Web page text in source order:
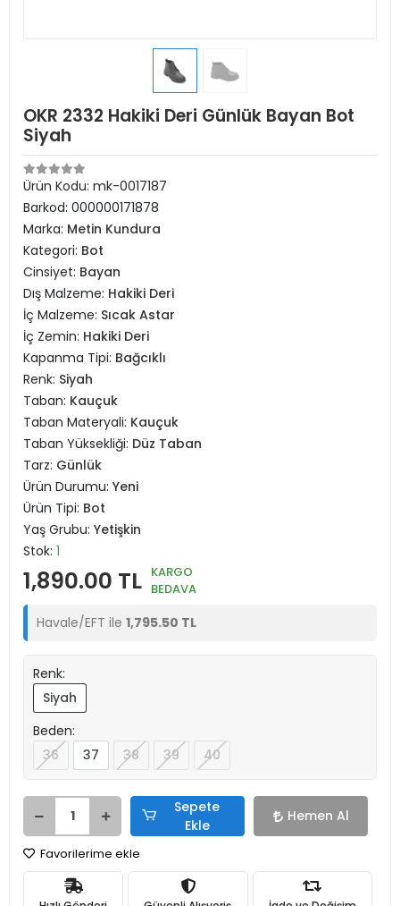
OKR 2332 Hakiki Deri Günlük Bayan Bot
Siyah
Ürün Kodu: mk-0017187
Barkod: 000000171878
Marka: Metin Kundura
Kategori: Bot
Cinsiyet: Bayan
Dış Malzeme: Hakiki Deri
İç Malzeme: Sıcak Astar
İç Zemin: Hakiki Deri
Kapanma Tipi: Bağcıklı
Renk: Siyah
Taban: Kauçuk
Taban Materyali: Kauçuk
Taban Yüksekliği: Düz Taban
Tarz: Günlük
Ürün Durumu: Yeni
Ürün Tipi: Bot
Yaş Grubu: Yetişkin
Stok: 1
1,890.00 TL KARGO
BEDAVA
Havale/EFT ile 1,795.50 TL
Renk:
Siyah
Beden:
36
37 38 39 40
Sepete
Ekle
Hemen Al
Favorilerime ekle